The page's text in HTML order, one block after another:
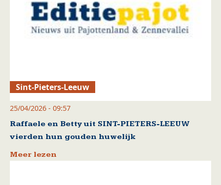
Sint-Pieters-Leeuw
25/04/2026 - 09:57
Raffaele en Betty uit SINT-PIETERS-LEEUW
vierden hun gouden huwelijk
Meer lezen